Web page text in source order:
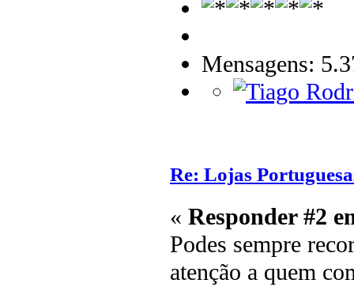
Mensagens:
Re: Lojas
« Responder #2
Podes sempre
atenção a quem